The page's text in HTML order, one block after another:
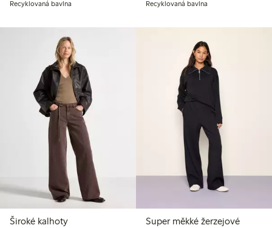
Recyklovaná bavlna Recyklovaná bavlna
Široké kalhoty
Super měkké žerzejové